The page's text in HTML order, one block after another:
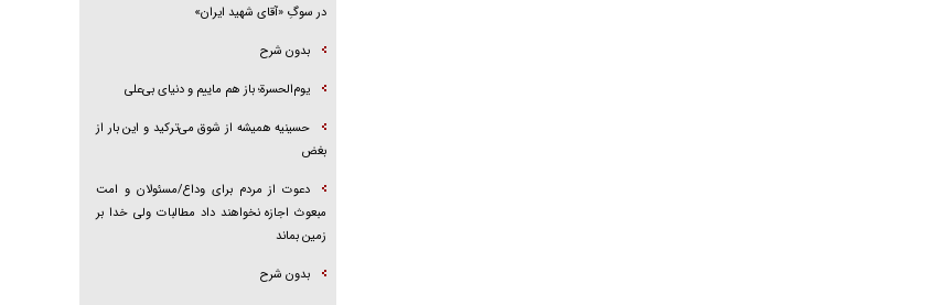
در سوگِ «آقای شهید ایران»
بدون شرح
یوم‌الحسرة؛ باز هم ماییم و دنیای بی‌علی
حسینیه همیشه از شوق می‌ترکید و این بار از
بغض
دعوت از مردم برای وداع/مسئولان و امت
مبعوث اجازه نخواهند داد مطالبات ولی خدا بر
زمین بماند
بدون شرح